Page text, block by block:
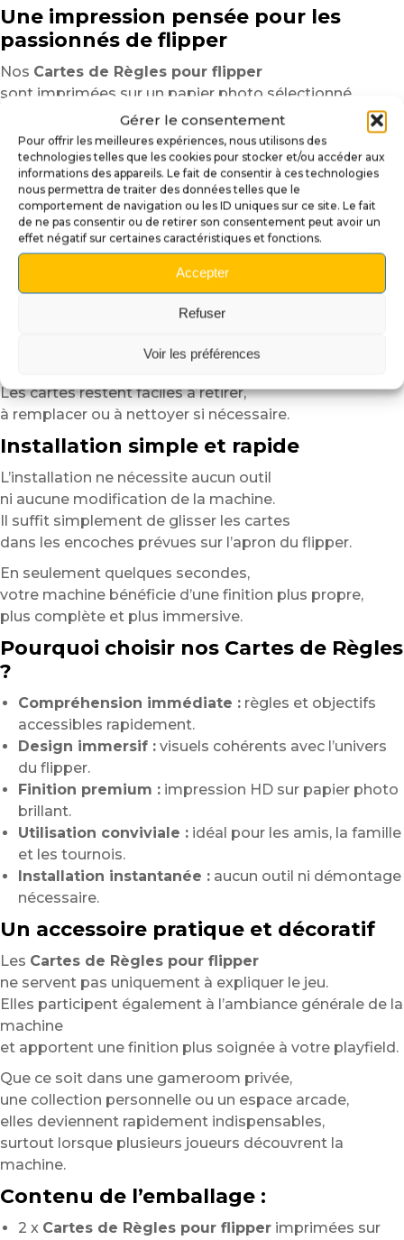
Gérer le consentement
Pour offrir les meilleures expériences, nous utilisons des
technologies telles que les cookies pour stocker et/ou accéder aux
informations des appareils. Le fait de consentir à ces technologies
nous permettra de traiter des données telles que le
comportement de navigation ou les ID uniques sur ce site. Le fait
de ne pas consentir ou de retirer son consentement peut avoir un
effet négatif sur certaines caractéristiques et fonctions.
Accepter
Refuser
Voir les préférences
Une impression pensée pour les
passionnés de flipper
Nos Cartes de Règles pour flipper
sont imprimées sur un papier photo sélectionné
pour offrir un rendu propre, lumineux et immersif.
Les contrastes restent marqués,
les noirs profonds
et les éléments graphiques parfaitement détaillés.
Chaque visuel est travaillé afin de conserver
une excellente cohérence avec le thème du flipper.
Le résultat apporte une finition plus professionnelle
et améliore immédiatement l’apparence générale de
l’apron.
une bonne rigidité et une manipulation agréable au
Les cartes restent faciles à retirer,
à remplacer ou à nettoyer si nécessaire.
Installation simple et rapide
L’installation ne nécessite aucun outil
ni aucune modification de la machine.
Il suffit simplement de glisser les cartes
dans les encoches prévues sur l’apron du flipper.
En seulement quelques secondes,
votre machine bénéficie d’une finition plus propre,
plus complète et plus immersive.
Pourquoi choisir nos Cartes de Règles
?
Compréhension immédiate : règles et objectifs
accessibles rapidement.
Design immersif : visuels cohérents avec l’univers
du flipper.
Finition premium : impression HD sur papier photo
brillant.
Utilisation conviviale : idéal pour les amis, la famille
et les tournois.
Installation instantanée : aucun outil ni démontage
nécessaire.
Un accessoire pratique et décoratif
Les Cartes de Règles pour flipper
ne servent pas uniquement à expliquer le jeu.
Elles participent également à l’ambiance générale de la
machine
et apportent une finition plus soignée à votre playfield.
Que ce soit dans une gameroom privée,
une collection personnelle ou un espace arcade,
elles deviennent rapidement indispensables,
surtout lorsque plusieurs joueurs découvrent la
machine.
Contenu de l’emballage :
2 x Cartes de Règles pour flipper imprimées sur